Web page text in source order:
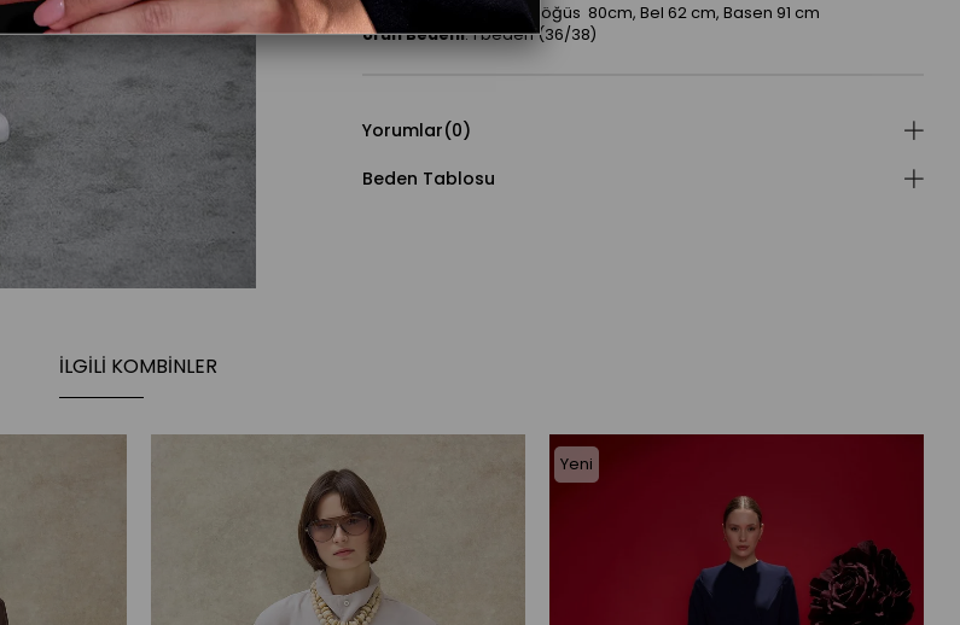
Manken
: Boy 175 cm, Göğüs 80cm, Bel 62 cm, Basen 91 cm
Ürün Bedeni: 1 beden (36/38)
Yorumlar(0)
Beden Tablosu
İLGILI KOMBINLER
Yeni